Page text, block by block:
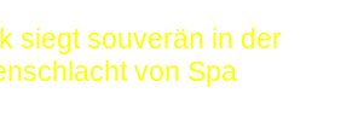
siegt souverän in der
von Spa